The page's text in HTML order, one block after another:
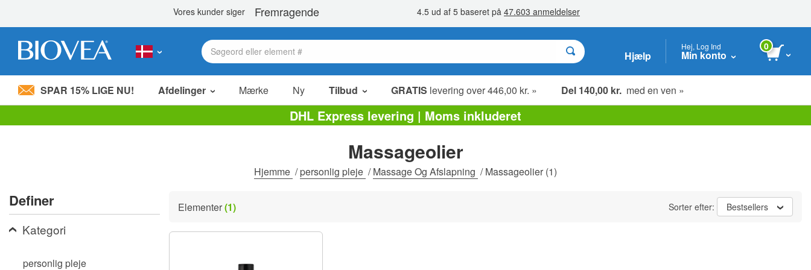
Bemærk:
Control-
for
hjemmesiden
Hjælp
Hej, Log Ind
Min konto
0
SPAR 15% LIGE NU! Afdelinger Mærke Ny Tilbud GRATIS levering over 446,00 kr. » Del 140,00 kr. med en ven »
Salg poster
Værdipakker
Ophørsudsalg
DHL Express levering | Moms inkluderet
Massageolier
Hjemme /personlig pleje /Massage Og Afslapning /Massageolier (1)
Definer
Kategori
personlig pleje
Elementer(1) Sorter efter: Bestsellers